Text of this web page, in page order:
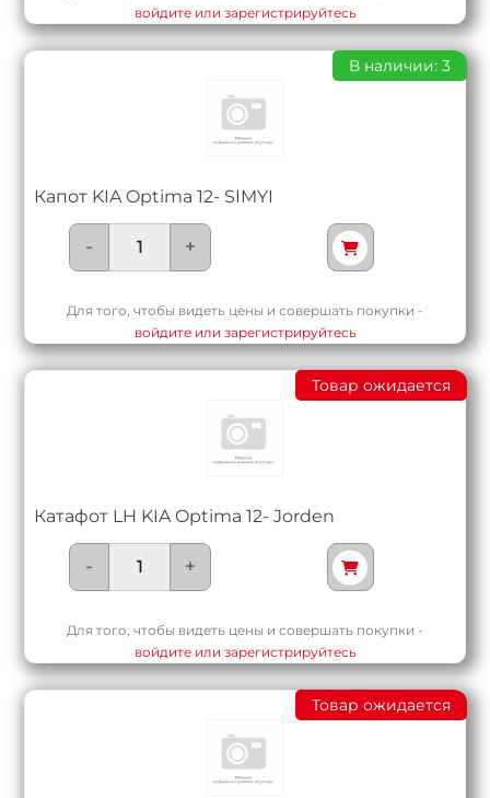
войдите или зарегистрируйтесь
Капот KIA Optima 12- SIMYI
В наличии: 3
- +
Для того, чтобы видеть цены и совершать покупки -
войдите или зарегистрируйтесь
Катафот LH KIA Optima 12- Jorden
Товар ожидается
- +
Для того, чтобы видеть цены и совершать покупки -
войдите или зарегистрируйтесь
Товар ожидается